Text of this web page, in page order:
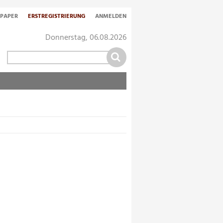
Donnerstag, 06.08.2026
ERSTREGISTRIERUNG ANMELDEN